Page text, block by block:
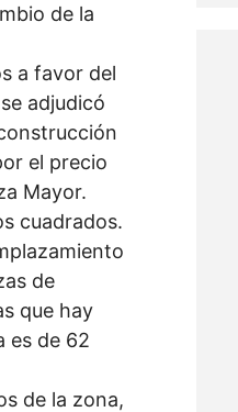
de la
a favor del
adjudicó
el precio
Mayor.
cuadrados.
de
que hay
es de 62
de la zona,